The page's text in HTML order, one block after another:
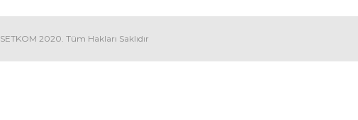
SETKOM 2020. Tüm Hakları Saklıdır